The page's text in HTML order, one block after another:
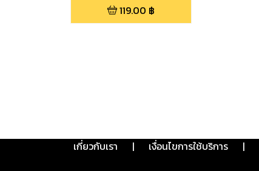
119.00 ฿
เกี่ยวกับเรา | เงื่อนไขการใช้บริการ |